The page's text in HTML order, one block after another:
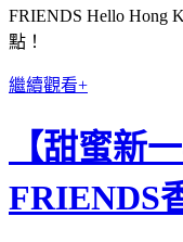
FRIENDS Hello Hong
點！
繼續觀看+
【甜蜜新
FRIENDS